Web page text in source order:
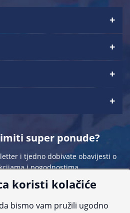
super ponude?
i tjedno dobivate obavijesti o
i pogodnostima
koristi kolačiće
bismo vam pružili ugodno